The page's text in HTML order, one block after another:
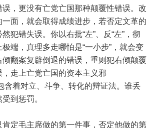
，更没有亡党亡国那种颠覆性错误。改
面，就会取得成绩进步，若否定文革的
犯错失误。你以右批“左”、反“左”，彻
端，真理多走哪怕是“一小步”，就会变
倾翻案复辟倒退的错误，重则犯右倾颠覆
走上亡党亡国的资本主义邪
含着对立、斗争、转化的辩证法。谁丢
到惩罚。
毛主席做的第一件事，否定他做的第